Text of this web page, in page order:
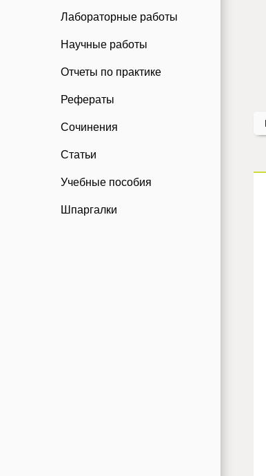
Лабораторные работы
Научные работы
Отчеты по практике
Рефераты
Сочинения
Статьи
Учебные пособия
Шпаргалки